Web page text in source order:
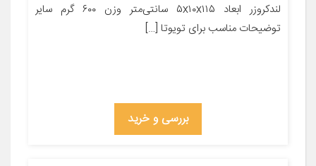
لندکروزر ابعاد ۵x۱۰x۱۱۵ سانتی‌متر وزن ۶۰۰ گرم سایر
توضیحات مناسب برای تویوتا […]
بررسی و خرید